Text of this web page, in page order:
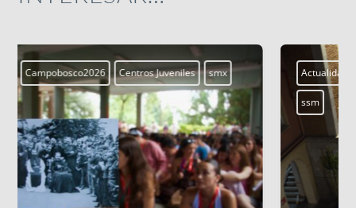
Actualidad Campobosco2026 Centros Juveniles smx
ssm